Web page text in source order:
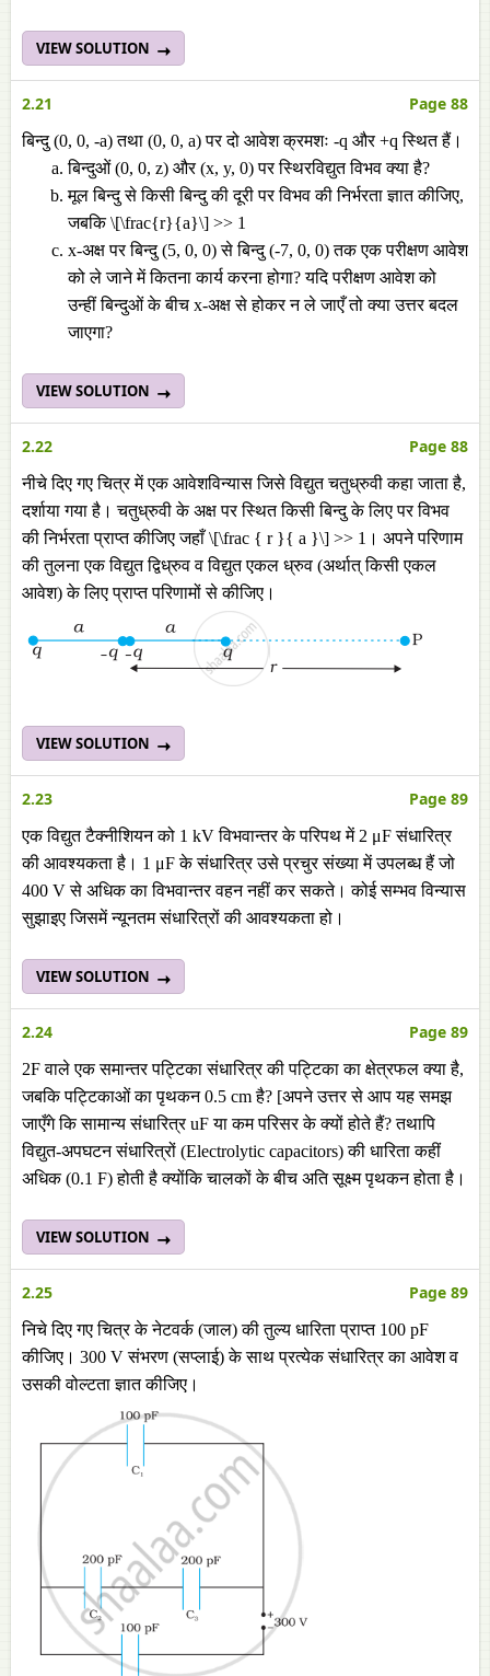
VIEW SOLUTION
2.21 Page 88
बिन्दु (0, 0, -a) तथा (0, 0, a) पर दो आवेश क्रमशः -q और +q स्थित हैं।
बिन्दुओं (0, 0, z) और (x, y, 0) पर स्थिरविद्युत विभव क्या है?
मूल बिन्दु से किसी बिन्दु की दूरी पर विभव की निर्भरता ज्ञात कीजिए,
जबकि \[\frac{r}{a}\] >> 1
x-अक्ष पर बिन्दु (5, 0, 0) से बिन्दु (-7, 0, 0) तक एक परीक्षण आवेश
को ले जाने में कितना कार्य करना होगा? यदि परीक्षण आवेश को
उन्हीं बिन्दुओं के बीच x-अक्ष से होकर न ले जाएँ तो क्या उत्तर बदल
जाएगा?
VIEW SOLUTION
2.22 Page 88
नीचे दिए गए चित्र में एक आवेशविन्यास जिसे विद्युत चतुध्रुवी कहा जाता है,
दर्शाया गया है। चतुध्रुवी के अक्ष पर स्थित किसी बिन्दु के लिए पर विभव
की निर्भरता प्राप्त कीजिए जहाँ \[\frac { r }{ a }\] >> 1। अपने परिणाम
की तुलना एक विद्युत द्विध्रुव व विद्युत एकल ध्रुव (अर्थात् किसी एकल
आवेश) के लिए प्राप्त परिणामों से कीजिए।
VIEW SOLUTION
2.23 Page 89
एक विद्युत टैक्नीशियन को 1 kV विभवान्तर के परिपथ में 2 μF संधारित्र
की आवश्यकता है। 1 μF के संधारित्र उसे प्रचुर संख्या में उपलब्ध हैं जो
400 V से अधिक का विभवान्तर वहन नहीं कर सकते। कोई सम्भव विन्यास
सुझाइए जिसमें न्यूनतम संधारित्रों की आवश्यकता हो।
VIEW SOLUTION
2.24 Page 89
2F वाले एक समान्तर पट्टिका संधारित्र की पट्टिका का क्षेत्रफल क्या है,
जबकि पट्टिकाओं का पृथकन 0.5 cm है? [अपने उत्तर से आप यह समझ
जाएँगे कि सामान्य संधारित्र uF या कम परिसर के क्यों होते हैं? तथापि
विद्युत-अपघटन संधारित्रों (Electrolytic capacitors) की धारिता कहीं
अधिक (0.1 F) होती है क्योंकि चालकों के बीच अति सूक्ष्म पृथकन होता है।
VIEW SOLUTION
2.25 Page 89
निचे दिए गए चित्र के नेटवर्क (जाल) की तुल्य धारिता प्राप्त 100 pF
कीजिए। 300 V संभरण (सप्लाई) के साथ प्रत्येक संधारित्र का आवेश व
उसकी वोल्टता ज्ञात कीजिए।